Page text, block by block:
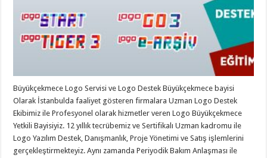
Büyükçekmece Logo Servisi ve Logo Destek Büyükçekmece bayisi
Olarak İstanbulda faaliyet gösteren firmalara Uzman Logo Destek
Ekibimiz ile Profesyonel olarak hizmetler veren Logo Büyükçekmece
Yetkili Bayisiyiz. 12 yıllık tecrübemiz ve Sertifikalı Uzman kadromu ile
Logo Yazılım Destek, Danışmanlık, Proje Yönetimi ve Satış işlemlerini
gerçekleştirmekteyiz. Aynı zamanda Periyodik Bakım Anlaşması ile